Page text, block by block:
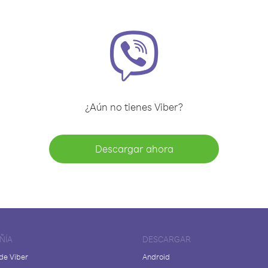
¿Aún no tienes Viber?
Descargar ahora
Viber
DESCARGAR
Android